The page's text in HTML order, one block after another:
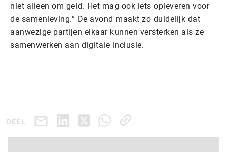
niet alleen om geld. Het mag ook iets opleveren voor
de samenleving.” De avond maakt zo duidelijk dat
aanwezige partijen elkaar kunnen versterken als ze
samenwerken aan digitale inclusie.
DEEL